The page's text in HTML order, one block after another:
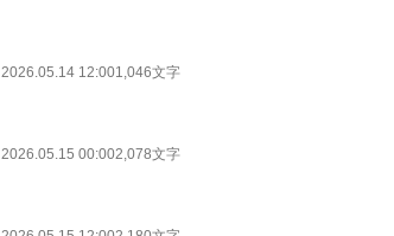
2026.05.14 12:001,046文字
2026.05.15 00:002,078文字